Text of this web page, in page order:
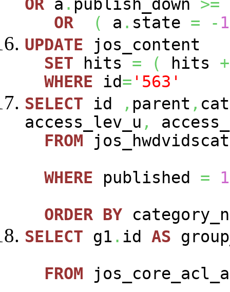
OR a . publish_down >=
OR
( a . state = - 1
UPDATE jos_content
SET hits = ( hits +
WHERE id= '563'
SELECT id , parent ,
access_lev_u ,
FROM
WHERE published =
1
ORDER BY
SELECT g1 . id AS
FROM